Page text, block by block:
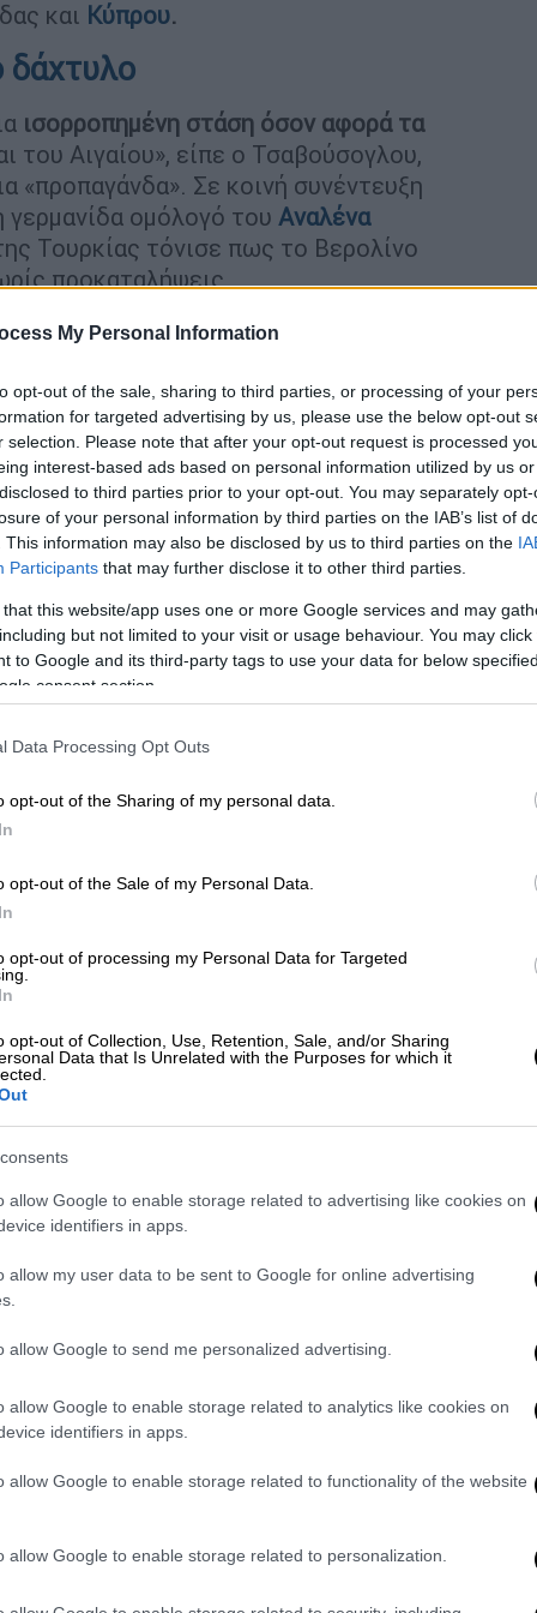
My Personal Information
opt-out of the sale, sharing to third parties, or processing of your
for targeted advertising by us, please use the below opt-out
selection. Please note that after your opt-out request is processed
interest-based ads based on personal information utilized by us
to third parties prior to your opt-out. You may separately
of your personal information by third parties on the IAB’s list of
This information may also be disclosed by us to third parties on the
Participants that may further disclose it to other third parties.
that this website/app uses one or more Google services and may
but not limited to your visit or usage behaviour. You may
to Google and its third-party tags to use your data for below
consent section.
Data Processing Opt Outs
opt-out of the Sharing of my personal data.
opt-out of the Sale of my Personal Data.
opt-out of processing my Personal Data for Targeted
opt-out of Collection, Use, Retention, Sale, and/or Sharing
Data that Is Unrelated with the Purposes for which it
allow Google to enable storage related to advertising like cookies on
identifiers in apps.
allow my user data to be sent to Google for online advertising
allow Google to send me personalized advertising.
allow Google to enable storage related to analytics like cookies on
identifiers in apps.
allow Google to enable storage related to functionality of the website
allow Google to enable storage related to personalization.
και Κύπρου.
δάχτυλο
ισορροπημένη στάση όσον αφορά τα
του Αιγαίου», είπε ο Τσαβούσογλου,
«προπαγάνδα». Σε κοινή συνέντευξη
ομόλογό του Αναλένα
Τουρκίας τόνισε πως το Βερολίνο
προκαταλήψεις.
πρακτορείο «Anadolu», ο Τσαβούσογλου
παραβιάζει αρχές εξοπλίζοντας τα
με μια χώρα μόνο και μόνοεπειδή
με την αγγλόφωνη έκδοση της «Sabah»,
ως μεσολαβητής σχετικά με τις
έχει χάσει την αμεροληψία της».
ξενοφοβίας και της ισλαμοφοβίας στην
«Η Τουρκία αναμένει από την
για την ένταξη», είπε, ακόμα.
σχετικά με τις δραστηριότητες
και αναμένουμε συγκεκριμένες
Τσαβούσογλου
Ανατολικής Μεσογείου με την
Μπέρμποκ και τόνισε ότι «έχουμε
αυτά της ΕΕ είναι σημαντικά. «Εμείς
χώρα της Ευρώπης ενδιαφερόμαστε
της ΕΕ», απάντησε στον Τσαβούσογλου
που εκνεύρισαν τον
υπουργό Εξωτερικών
Κυριάκος Μητσοτάκηςκαι ο
. Μάλιστα ο υπουργός εξωτερικών και η
της συνάντησής τους
των δύο συναντήσεων ενώ σύμφωνα
ότι η Ελλάδα επιθυμεί να διατηρεί
με τηνΤουρκία
οι τουρκικές προκλήσεις και οι
για την σταθερότητα στην